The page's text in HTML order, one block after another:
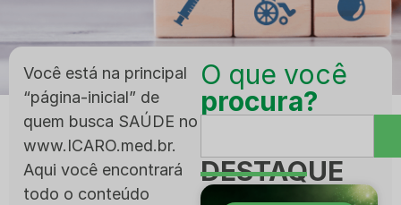
Você está na principal
“página-inicial” de
quem busca SAÚDE no
www.ICARO.med.br.
Aqui você encontrará
todo o conteúdo
O que você
procura?
DESTAQUE